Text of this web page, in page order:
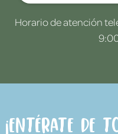
Horario de atención
¡Entérate de